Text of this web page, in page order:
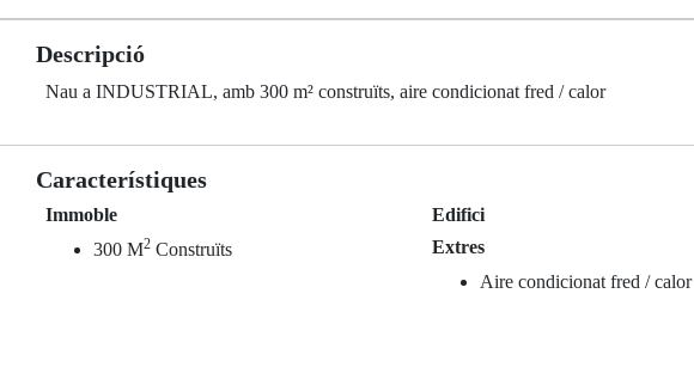
Descripció
Nau a INDUSTRIAL, amb 300 m² construïts, aire condicionat fred / calor
Característiques
Immoble
300 M2 Construïts
Edifici
Extres
Aire condicionat fred / calor